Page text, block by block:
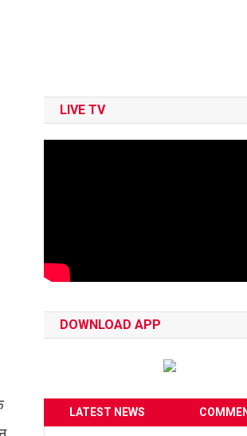
LIVE TV
DOWNLOAD APP
LATEST NEWS